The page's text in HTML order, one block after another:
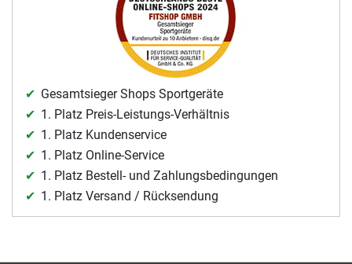
Gesamtsieger Shops Sportgeräte
1. Platz Preis-Leistungs-Verhältnis
1. Platz Kundenservice
1. Platz Online-Service
1. Platz Bestell- und Zahlungsbedingungen
1. Platz Versand / Rücksendung